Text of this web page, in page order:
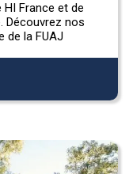
France et de
Découvrez nos
de la FUAJ